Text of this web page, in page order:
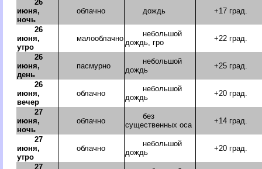
26
июня,
ночь
облачно дождь +17 град.
26
июня,
утро
малооблачно
небольшой
дождь, гро
+22 град.
26
июня,
день
пасмурно
небольшой
дождь
+25 град.
26
июня,
вечер
облачно
небольшой
дождь
+20 град.
27
июня,
ночь
облачно
без
существенных оса
+14 град.
27
июня,
утро
облачно
небольшой
дождь
+20 град.
27